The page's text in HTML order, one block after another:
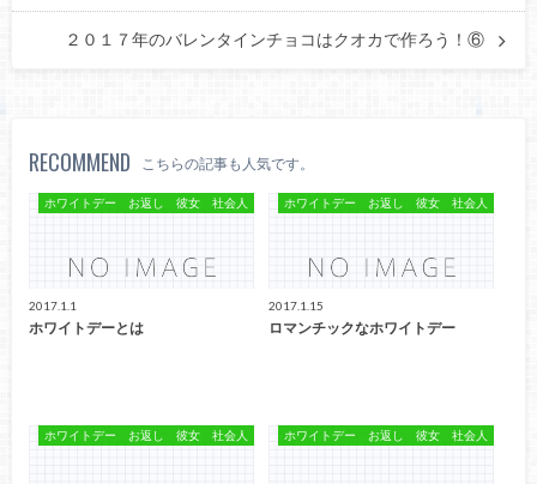
２０１７年のバレンタインチョコはクオカで作ろう！⑥
RECOMMEND こちらの記事も人気です。
ホワイトデー お返し 彼女 社会人
2017.1.1
ホワイトデーとは
ホワイトデー お返し 彼女 社会人
2017.1.15
ロマンチックなホワイトデー
ホワイトデー お返し 彼女 社会人 ホワイトデー お返し 彼女 社会人